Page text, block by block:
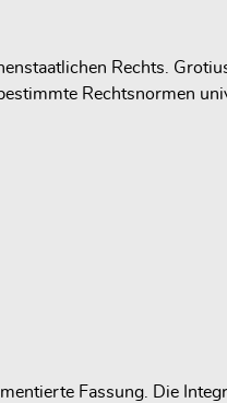
Rechts.
Rechtsnormen
Fassung. Die